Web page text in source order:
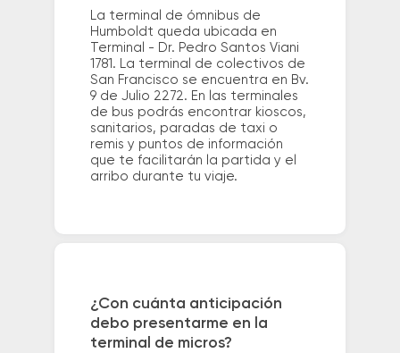
La terminal de ómnibus de
Humboldt queda ubicada en
Terminal - Dr. Pedro Santos Viani
1781. La terminal de colectivos de
San Francisco se encuentra en Bv.
9 de Julio 2272. En las terminales
de bus podrás encontrar kioscos,
sanitarios, paradas de taxi o
remis y puntos de información
que te facilitarán la partida y el
arribo durante tu viaje.
¿Con cuánta anticipación
debo presentarme en la
terminal de micros?